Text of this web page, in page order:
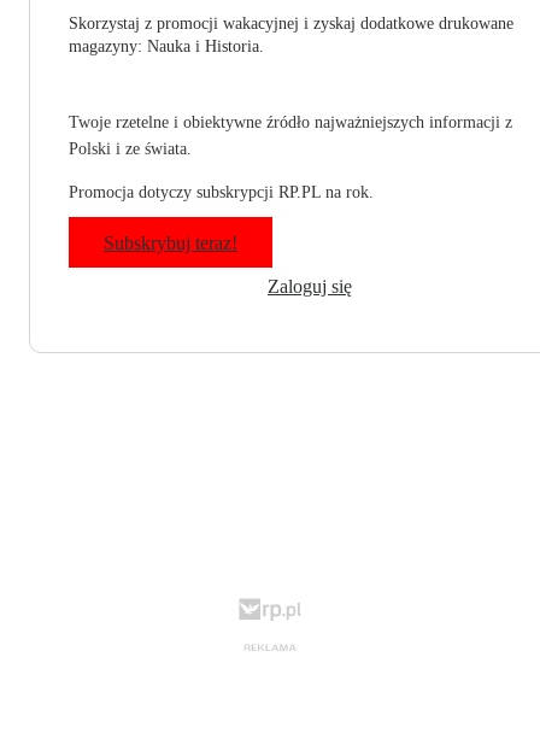
Skorzystaj z promocji wakacyjnej i zyskaj dodatkowe drukowane
magazyny: Nauka i Historia.
Twoje rzetelne i obiektywne źródło najważniejszych informacji z
Polski i ze świata.
Promocja dotyczy subskrypcji RP.PL na rok.
Subskrybuj teraz!
Zaloguj się